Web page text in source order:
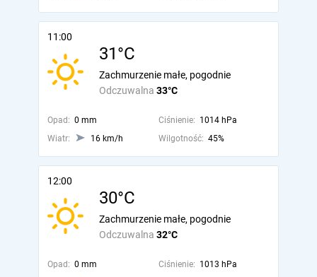
11:00
31°C
Odczuwalna 33°C
Zachmurzenie małe, pogodnie
Opad: 0 mm Ciśnienie: 1014 hPa
Wiatr:
16 km/h Wilgotność: 45%
12:00
30°C
Odczuwalna 32°C
Zachmurzenie małe, pogodnie
Opad: 0 mm Ciśnienie: 1013 hPa